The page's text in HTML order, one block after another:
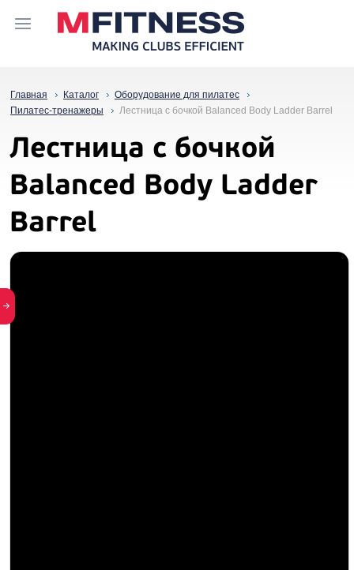
Главная Каталог
Оборудование для пилатес
Пилатес-тренажеры
Лестница с бочкой Balanced Body Ladder Barrel
Лестница с бочкой
Balanced Body Ladder
Barrel